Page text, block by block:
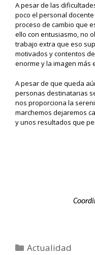
A pesar de las
poco el personal docente
proceso de cambio que
ello con entusiasmo,no
trabajo extra que eso
motivados y contentos
enorme yla imagen más
A pesar de que queda
personas destinatarias
nos proporciona la
marchemos dejaremos
yunos resultados que
Categorías
Actualidad